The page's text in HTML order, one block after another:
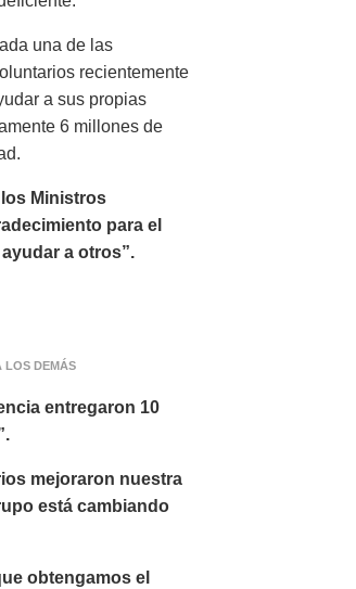
una de las
recientemente
a sus propias
6 millones de
Ministros
para el
a otros”.
LOS DEMÁS
entregaron 10
mejoraron nuestra
está cambiando
obtengamos el